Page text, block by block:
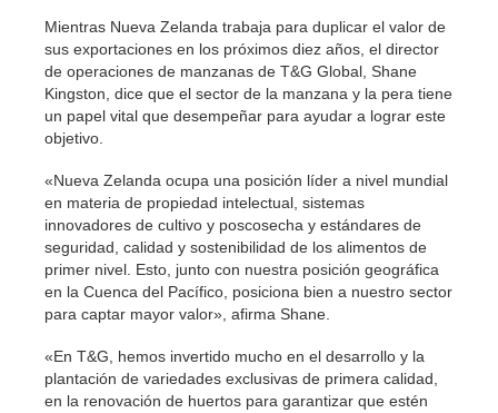
Mientras Nueva Zelanda trabaja para duplicar el valor de
sus exportaciones en los próximos diez años, el director
de operaciones de manzanas de T&G Global, Shane
Kingston, dice que el sector de la manzana y la pera tiene
un papel vital que desempeñar para ayudar a lograr este
objetivo.
«Nueva Zelanda ocupa una posición líder a nivel mundial
en materia de propiedad intelectual, sistemas
innovadores de cultivo y poscosecha y estándares de
seguridad, calidad y sostenibilidad de los alimentos de
primer nivel. Esto, junto con nuestra posición geográfica
en la Cuenca del Pacífico, posiciona bien a nuestro sector
para captar mayor valor», afirma Shane.
«En T&G, hemos invertido mucho en el desarrollo y la
plantación de variedades exclusivas de primera calidad,
en la renovación de huertos para garantizar que estén